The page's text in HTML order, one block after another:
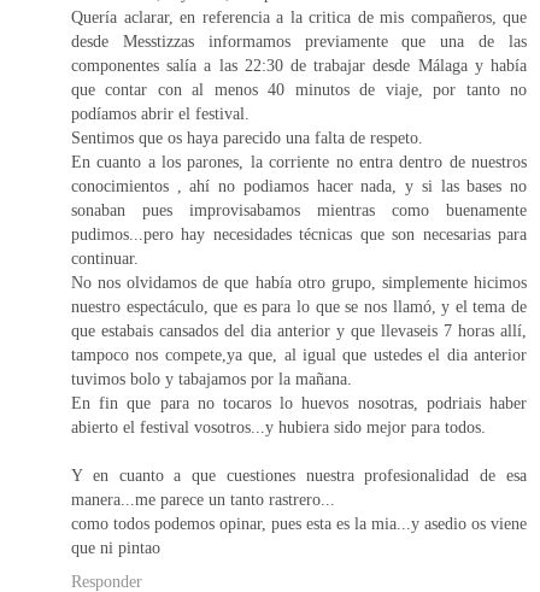
Quería aclarar, en referencia a la critica de mis compañeros, que
desde Messtizzas informamos previamente que una de las
componentes salía a las 22:30 de trabajar desde Málaga y había
que contar con al menos 40 minutos de viaje, por tanto no
podíamos abrir el festival.
Sentimos que os haya parecido una falta de respeto.
En cuanto a los parones, la corriente no entra dentro de nuestros
conocimientos , ahí no podiamos hacer nada, y si las bases no
sonaban pues improvisabamos mientras como buenamente
pudimos...pero hay necesidades técnicas que son necesarias para
continuar.
No nos olvidamos de que había otro grupo, simplemente hicimos
nuestro espectáculo, que es para lo que se nos llamó, y el tema de
que estabais cansados del dia anterior y que llevaseis 7 horas allí,
tampoco nos compete,ya que, al igual que ustedes el dia anterior
tuvimos bolo y tabajamos por la mañana.
En fin que para no tocaros lo huevos nosotras, podriais haber
abierto el festival vosotros...y hubiera sido mejor para todos.
Y en cuanto a que cuestiones nuestra profesionalidad de esa
manera...me parece un tanto rastrero...
como todos podemos opinar, pues esta es la mia...y asedio os viene
que ni pintao
Responder